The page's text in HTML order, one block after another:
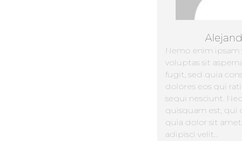
Nemo enim
voluptas sit
fugit, sed quia
dolores eos qui
sequi nesciunt.
quisquam est, qui
quia dolor sit
adipisci velit...